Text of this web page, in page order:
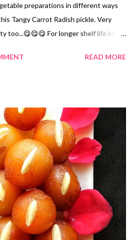
preparations in different ways
Tangy Carrot Radish pickle. Very
too...😋😋😋 For longer shelf life keep
thin long slices of Radish... 1/2 Cup
on Chopping board with the
Carrot, Radish, Lemon Juice, Salt and
Oil in a small kadhai, add
Powder and Fenugreek seeds
*When the Oil is little warm add
properly with Carrot Radish pieces. *
*Refridg...
READ MORE